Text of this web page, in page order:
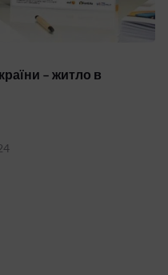
– житло в